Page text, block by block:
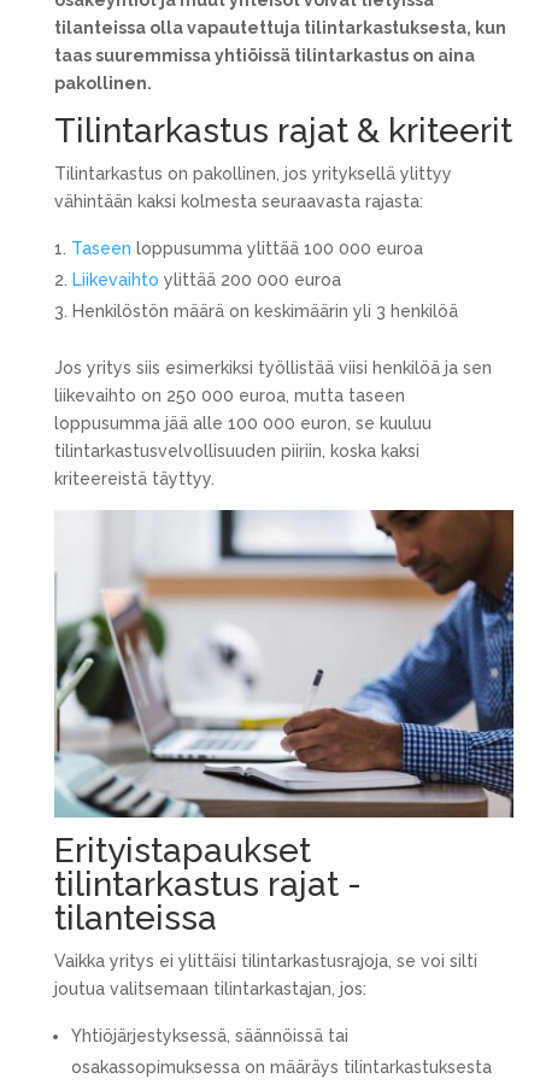
tilanteissa olla vapautettuja tilintarkastuksesta, kun
taas suuremmissa yhtiöissä tilintarkastus on aina
pakollinen.
Tilintarkastus rajat & kriteerit
Tilintarkastus on pakollinen, jos yrityksellä ylittyy
vähintään kaksi kolmesta seuraavasta rajasta:
Taseen loppusumma ylittää 100 000 euroa
Liikevaihto ylittää 200 000 euroa
Henkilöstön määrä on keskimäärin yli 3 henkilöä
Jos yritys siis esimerkiksi työllistää viisi henkilöä ja sen
liikevaihto on 250 000 euroa, mutta taseen
loppusumma jää alle 100 000 euron, se kuuluu
tilintarkastusvelvollisuuden piiriin, koska kaksi
kriteereistä täyttyy.
Erityistapaukset
tilintarkastus rajat -
tilanteissa
Vaikka yritys ei ylittäisi tilintarkastusrajoja, se voi silti
joutua valitsemaan tilintarkastajan, jos:
Yhtiöjärjestyksessä, säännöissä tai
osakassopimuksessa on määräys tilintarkastuksesta